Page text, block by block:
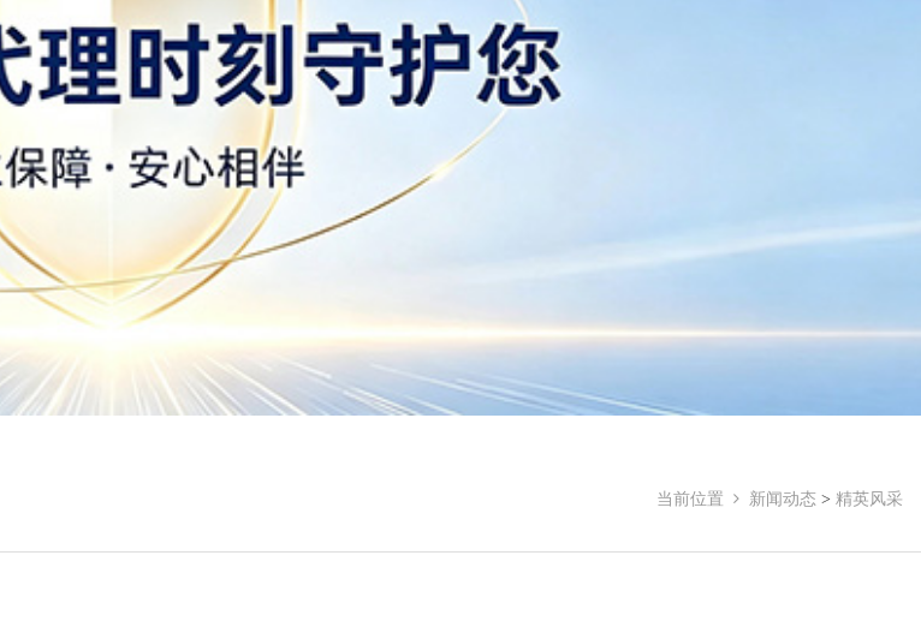
当前位置 新闻动态 > 精英风采